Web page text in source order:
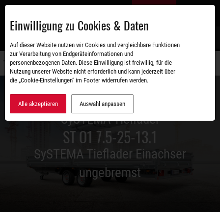
Zum
SySTEMA Tieflader
ST O1 7.5-25-13.1
SySTEMA Tieflader Einachser
ungebremst
Einwilligung zu Cookies & Daten
Auf dieser Website nutzen wir Cookies und vergleichbare Funktionen
zur Verarbeitung von Endgeräteinformationen und
personenbezogenen Daten. Diese Einwilligung ist freiwillig, für die
Nutzung unserer Website nicht erforderlich und kann jederzeit über
die „Cookie-Einstellungen“ im Footer widerrufen werden.
Alle akzeptieren Auswahl anpassen